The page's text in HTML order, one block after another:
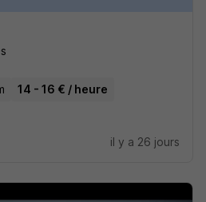
14 - 16 € / heure
il y a 26 jours